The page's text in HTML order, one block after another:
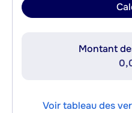
Montant
Voir tableau des